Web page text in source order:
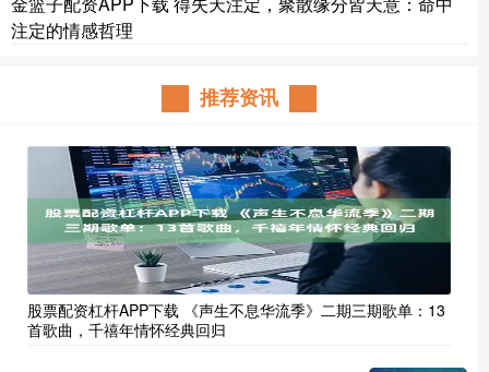
注定的情感哲理
推荐资讯
股票配资杠杆APP下载 《声生不息华流季》二期三期歌单：13
首歌曲，千禧年情怀经典回归